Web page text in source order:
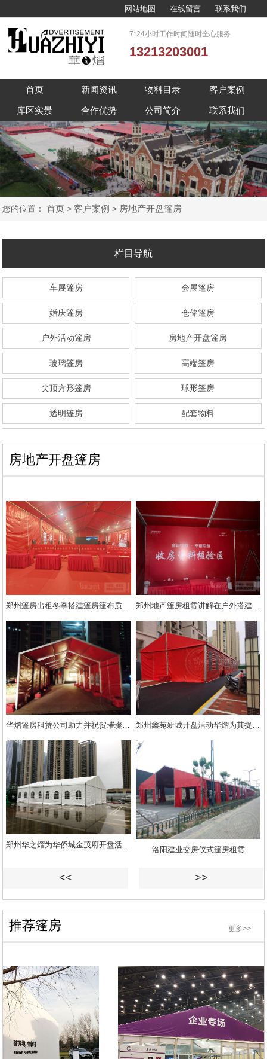
网站地图 在线留言 联系我们
7*24小时工作时间随时全心服务
13213203001
首页 新闻资讯 物料目录 客户案例
库区实景 合作优势 公司简介 联系我们
您的位置：首页 >客户案例 > 房地产开盘篷房
栏目导航
车展篷房 会展篷房
婚庆篷房 仓储篷房
户外活动篷房 房地产开盘篷房
玻璃篷房 高端篷房
尖顶方形篷房 球形篷房
透明篷房 配套物料
房地产开盘篷房
郑州篷房出租冬季搭建篷房篷布质量怎么评估 郑州地产篷房租赁讲解在户外搭建要注意的细节助力交房仪式
华熠篷房租赁公司助力并祝贺璀璨熙湖顺利交房 郑州鑫苑新城开盘活动华熠为其提供红色篷房租赁
郑州华之熠为华侨城金茂府开盘活动提供白色大篷房租赁
洛阳建业交房仪式篷房租赁
<< >>
推荐篷房 更多>>